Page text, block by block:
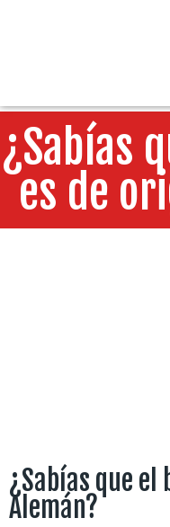
¿Sabías
es de
¿Sabías que el
Alemán?⁣